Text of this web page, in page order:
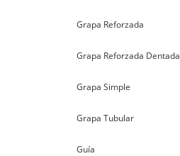
Grapa Reforzada
Grapa Reforzada Dentada
Grapa Simple
Grapa Tubular
Guía